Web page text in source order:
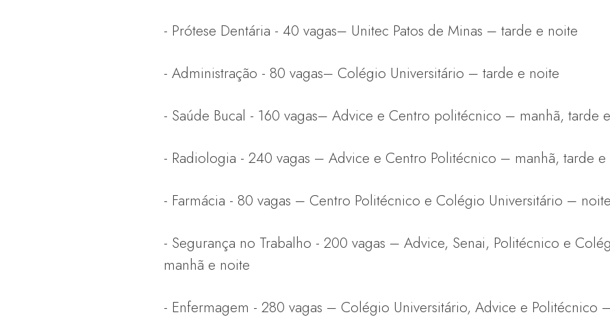
- Prótese Dentária - 40 vagas– Unitec Patos de Minas – tarde e noite
- Administração - 80 vagas– Colégio Universitário – tarde e noite
- Saúde Bucal - 160 vagas– Advice e Centro politécnico – manhã, tarde
- Radiologia - 240 vagas – Advice e Centro Politécnico – manhã, tarde e
- Farmácia - 80 vagas – Centro Politécnico e Colégio Universitário – noite
- Segurança no Trabalho - 200 vagas – Advice, Senai, Politécnico e
manhã e noite
- Enfermagem - 280 vagas – Colégio Universitário, Advice e Politécnico